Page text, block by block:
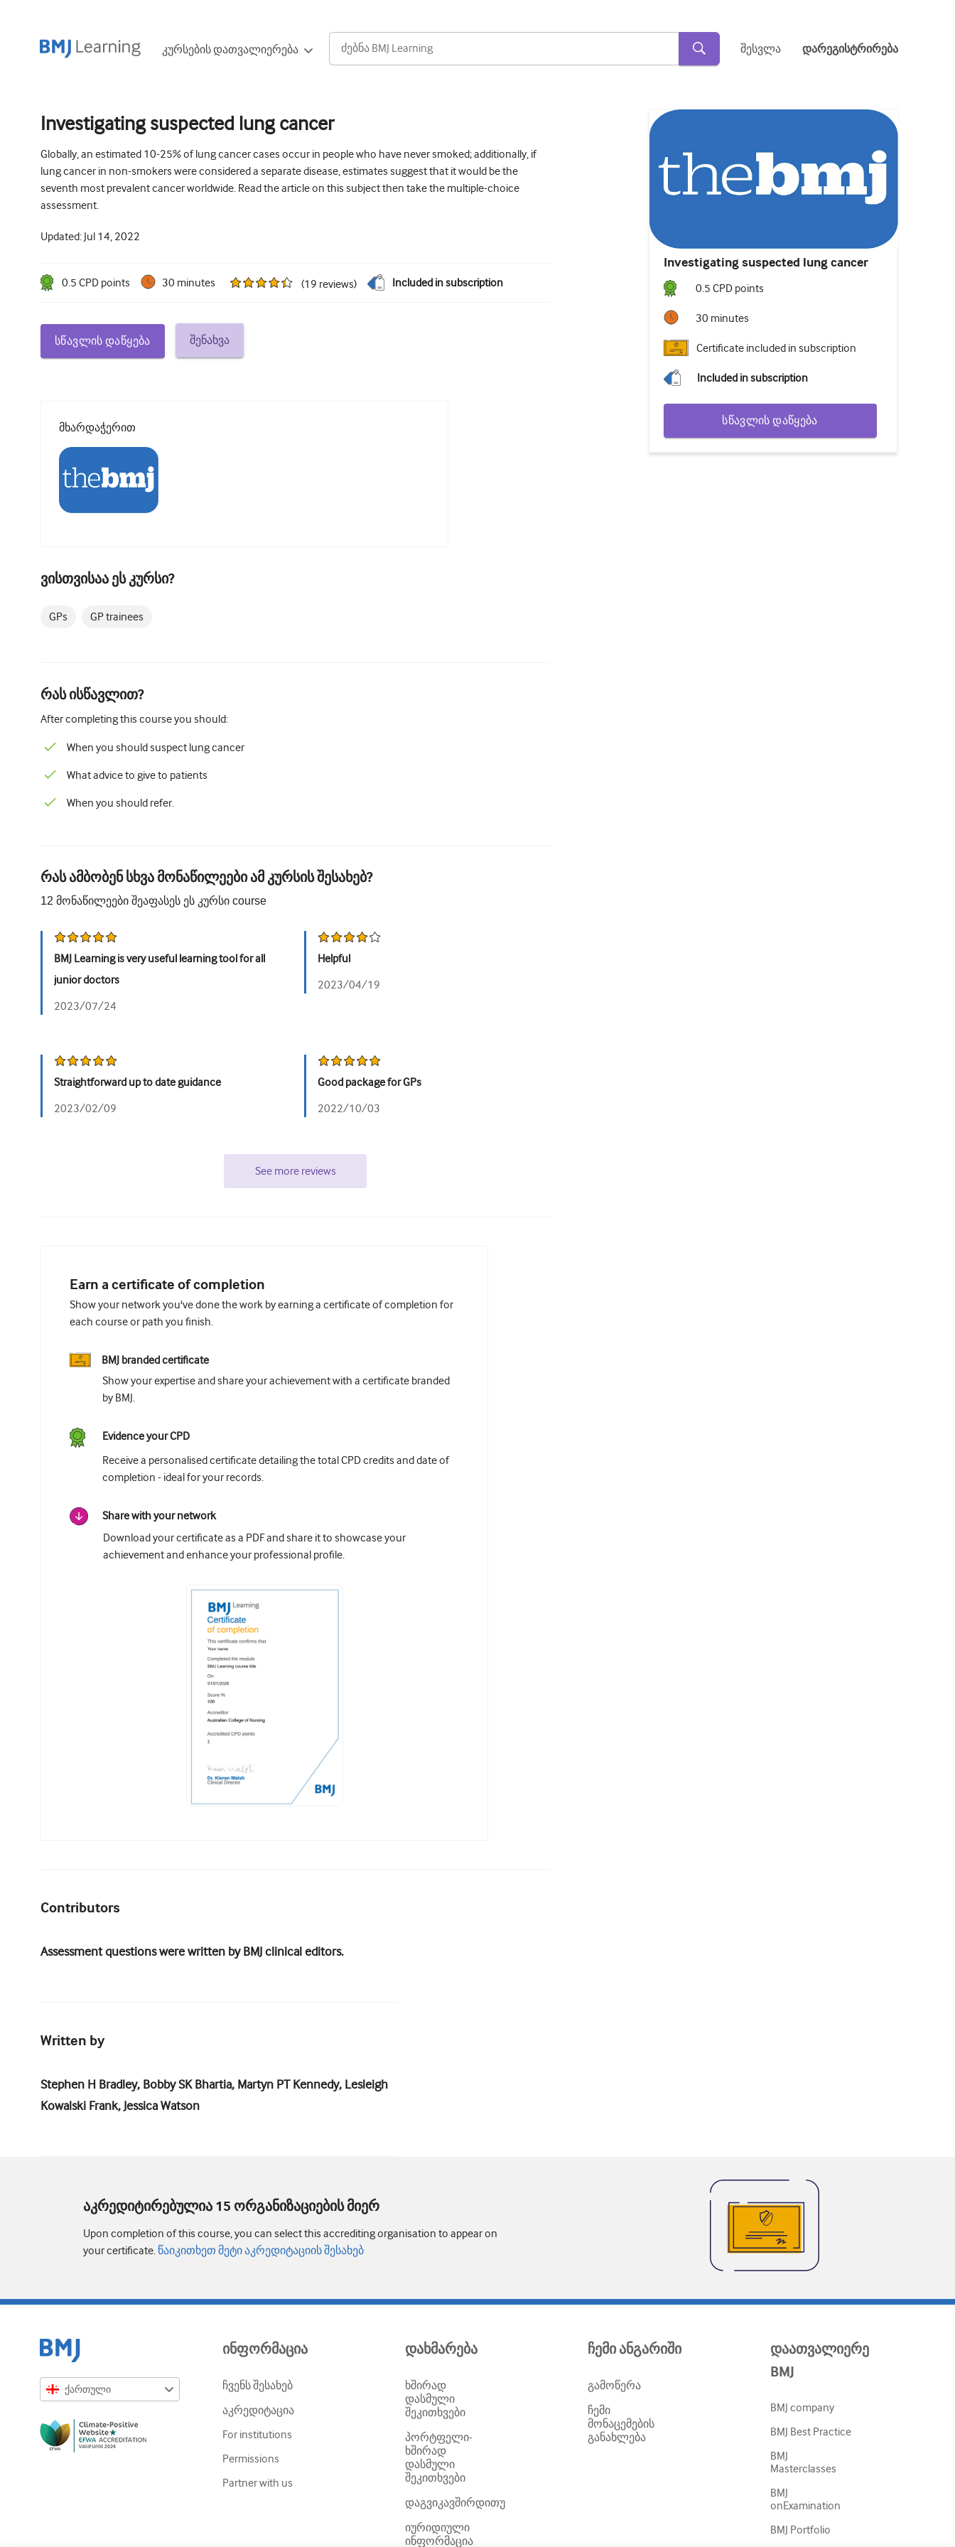
კურსების დათვალიერება შესვლა დარეგისტრირება
Investigating suspected lung cancer
Globally, an estimated 10-25% of lung cancer cases occur in people who have never smoked; additionally, if
lung cancer in non-smokers were considered a separate disease, estimates suggest that it would be the
seventh most prevalent cancer worldwide. Read the article on this subject then take the multiple-choice
assessment.
Updated: Jul 14, 2022
0.5 CPD points 30 minutes (19 reviews) Included in subscription
სწავლის დაწყება შენახვა
მხარდაჭერით
ვისთვისაა ეს კურსი?
GPs GP trainees
რას ისწავლით?
After completing this course you should:
When you should suspect lung cancer
What advice to give to patients
When you should refer.
Investigating suspected lung cancer
0.5 CPD points
30 minutes
Certificate included in subscription
Included in subscription
სწავლის დაწყება
რას ამბობენ სხვა მონაწილეები ამ კურსის შესახებ?
12 მონაწილეები შეაფასეს ეს კურსი course
BMJ Learning is very useful learning tool for all
junior doctors
2023/07/24
Helpful
2023/04/19
Straightforward up to date guidance
2023/02/09
Good package for GPs
2022/10/03
See more reviews
Earn a certificate of completion
Show your network you've done the work by earning a certificate of completion for
each course or path you finish.
BMJ branded certificate
Show your expertise and share your achievement with a certificate branded
by BMJ.
Evidence your CPD
Receive a personalised certificate detailing the total CPD credits and date of
completion - ideal for your records.
Share with your network
Download your certificate as a PDF and share it to showcase your
achievement and enhance your professional profile.
Contributors
Assessment questions were written by BMJ clinical editors.
Written by
Stephen H Bradley, Bobby SK Bhartia, Martyn PT Kennedy, Lesleigh
Kowalski Frank, Jessica Watson
აკრედიტირებულია 15 ორგანიზაციების მიერ
Upon completion of this course, you can select this accrediting organisation to appear on
your certificate. წაიკითხეთ მეტი აკრედიტაციის შესახებ
ქართული
Русский
ინფორმაცია
ჩვენს შესახებ
აკრედიტაცია
For institutions
Permissions
Partner with us
დახმარება
ხშირად
დასმული
შეკითხვები
პორტფელი-
ხშირად
დასმული
შეკითხვები
დაგვიკავშირდითუ
იურიდიული
ინფორმაცია
ჩემი ანგარიში
გამოწერა
ჩემი
მონაცემების
განახლება
დაათვალიერე
BMJ
BMJ company
BMJ Best Practice
BMJ
Masterclasses
BMJ
onExamination
BMJ Portfolio